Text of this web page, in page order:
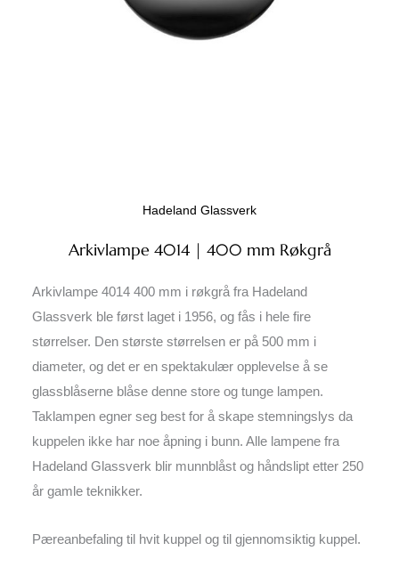
Hadeland Glassverk
Arkivlampe 4014 | 400 mm Røkgrå
Arkivlampe 4014 400 mm i røkgrå fra Hadeland
Glassverk ble først laget i 1956, og fås i hele fire
størrelser. Den største størrelsen er på 500 mm i
diameter, og det er en spektakulær opplevelse å se
glassblåserne blåse denne store og tunge lampen.
Taklampen egner seg best for å skape stemningslys da
kuppelen ikke har noe åpning i bunn. Alle lampene fra
Hadeland Glassverk blir munnblåst og håndslipt etter 250
år gamle teknikker.
Pæreanbefaling til hvit kuppel og til gjennomsiktig kuppel.